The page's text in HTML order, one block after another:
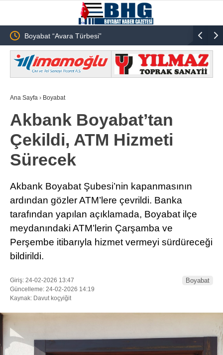
Türbesi” Boyabat Gazidere Köyü
Operasyonu
Ana Sayfa › Boyabat
Akbank Boyabat’tan
Çekildi, ATM Hizmeti
Sürecek
Akbank Boyabat Şubesi’nin kapanmasının
ardından gözler ATM’lere çevrildi. Banka
tarafından yapılan açıklamada, Boyabat ilçe
meydanındaki ATM’lerin Çarşamba ve
Perşembe itibarıyla hizmet vermeyi sürdüreceği
bildirildi.
Giriş: 24-02-2026 13:47
Güncelleme: 24-02-2026 14:19
Kaynak: Davut koçyiğit
Boyabat